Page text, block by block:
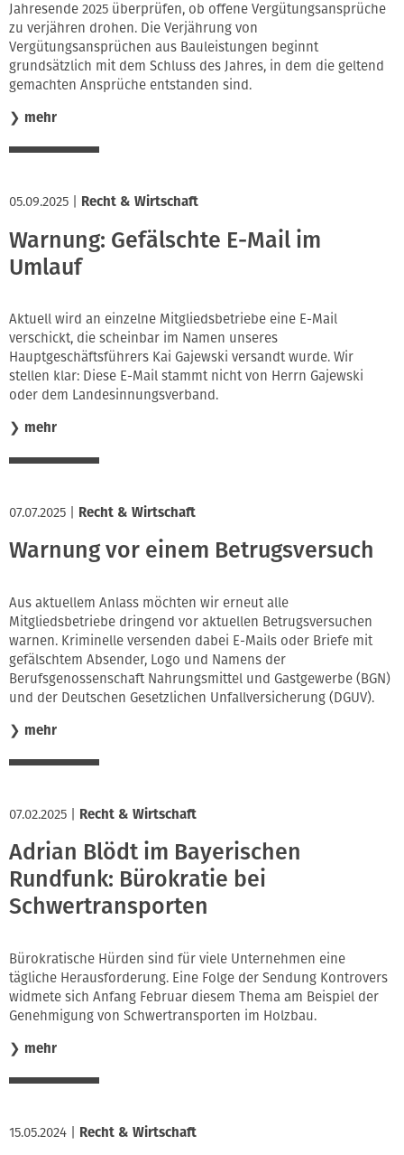
Jahresende 2025 überprüfen, ob offene Vergütungsansprüche
zu verjähren drohen. Die Verjährung von
Vergütungsansprüchen aus Bauleistungen beginnt
grundsätzlich mit dem Schluss des Jahres, in dem die geltend
gemachten Ansprüche entstanden sind.
❯ mehr
05.09.2025 Recht & Wirtschaft
Warnung: Gefälschte E-Mail im
Umlauf
Aktuell wird an einzelne Mitgliedsbetriebe eine E-Mail
verschickt, die scheinbar im Namen unseres
Hauptgeschäftsführers Kai Gajewski versandt wurde. Wir
stellen klar: Diese E-Mail stammt nicht von Herrn Gajewski
oder dem Landesinnungsverband.
❯ mehr
07.07.2025 Recht & Wirtschaft
Warnung vor einem Betrugsversuch
Aus aktuellem Anlass möchten wir erneut alle
Mitgliedsbetriebe dringend vor aktuellen Betrugsversuchen
warnen. Kriminelle versenden dabei E-Mails oder Briefe mit
gefälschtem Absender, Logo und Namens der
Berufsgenossenschaft Nahrungsmittel und Gastgewerbe (BGN)
und der Deutschen Gesetzlichen Unfallversicherung (DGUV).
❯ mehr
07.02.2025 Recht & Wirtschaft
Adrian Blödt im Bayerischen
Rundfunk: Bürokratie bei
Schwertransporten
Bürokratische Hürden sind für viele Unternehmen eine
tägliche Herausforderung. Eine Folge der Sendung Kontrovers
widmete sich Anfang Februar diesem Thema am Beispiel der
Genehmigung von Schwertransporten im Holzbau.
❯ mehr
15.05.2024 Recht & Wirtschaft